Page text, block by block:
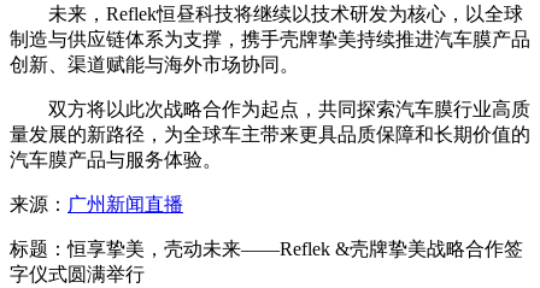
未来，Reflek恒昼科技将继续以技术研发为核心，以全球
制造与供应链体系为支撑，携手壳牌挚美持续推进汽车膜产品
创新、渠道赋能与海外市场协同。
双方将以此次战略合作为起点，共同探索汽车膜行业高质
量发展的新路径，为全球车主带来更具品质保障和长期价值的
汽车膜产品与服务体验。
来源： 广州新闻直播
标题：恒享挚美，壳动未来——Reflek &壳牌挚美战略合作签
字仪式圆满举行